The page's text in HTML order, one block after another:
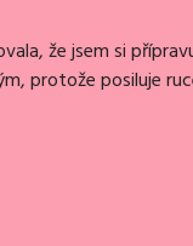
že jsem si
protože posiluje